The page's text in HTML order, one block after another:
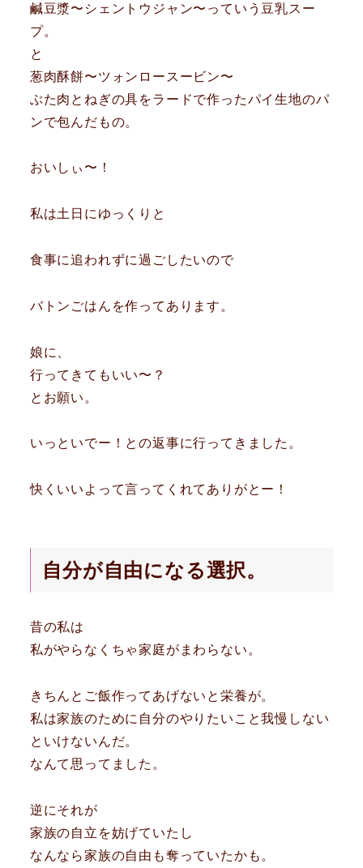
鹹豆漿〜シェントウジャン〜っていう豆乳スー
プ。
と
葱肉酥餅〜ツォンロースービン〜
ぶた肉とねぎの具をラードで作ったパイ生地のパ
ンで包んだもの。
おいしぃ〜！
私は土日にゆっくりと
食事に追われずに過ごしたいので
バトンごはんを作ってあります。
娘に、
行ってきてもいい〜？
とお願い。
いっといでー！との返事に行ってきました。
快くいいよって言ってくれてありがとー！
自分が自由になる選択。
昔の私は
私がやらなくちゃ家庭がまわらない。
きちんとご飯作ってあげないと栄養が。
私は家族のために自分のやりたいこと我慢しない
といけないんだ。
なんて思ってました。
逆にそれが
家族の自立を妨げていたし
なんなら家族の自由も奪っていたかも。